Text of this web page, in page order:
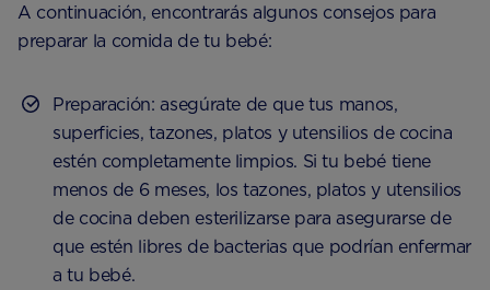
A continuación, encontrarás algunos consejos para
preparar la comida de tu bebé:
Preparación: asegúrate de que tus manos,
superficies, tazones, platos y utensilios de cocina
estén completamente limpios. Si tu bebé tiene
menos de 6 meses, los tazones, platos y utensilios
de cocina deben esterilizarse para asegurarse de
que estén libres de bacterias que podrían enfermar
a tu bebé.